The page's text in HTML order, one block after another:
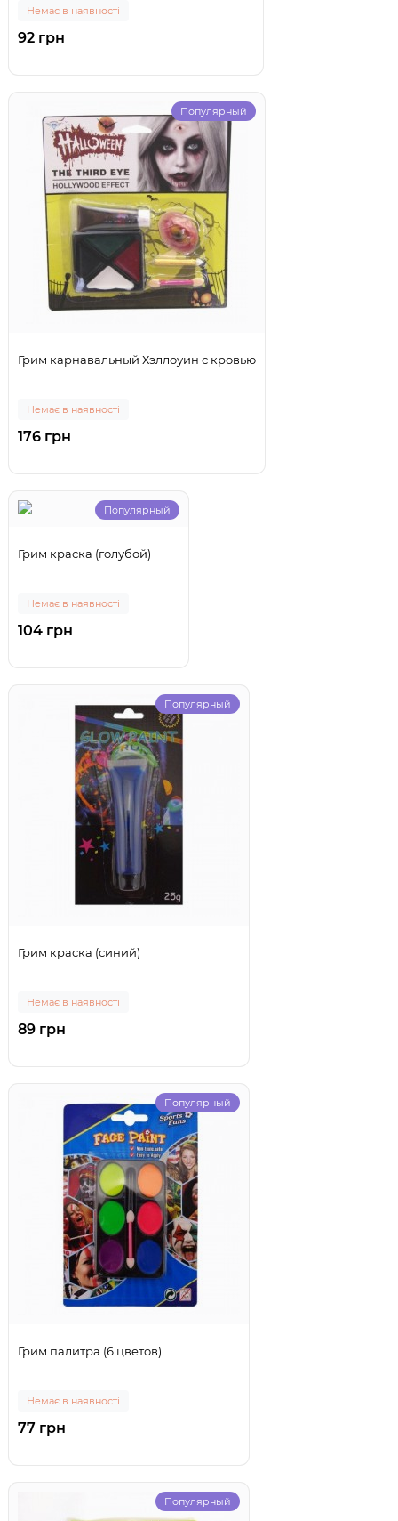
Немає в наявності
92 грн
Популярный
Грим карнавальный Хэллоуин с кровью
Немає в наявності
176 грн
Популярный
Грим краска (голубой)
Немає в наявності
104 грн
Популярный
Грим краска (синий)
Немає в наявності
89 грн
Популярный
Грим палитра (6 цветов)
Немає в наявності
77 грн
Популярный